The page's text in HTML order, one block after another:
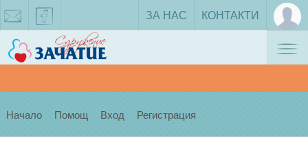
facebook
ЗА НАС КОНТАКТИ
Начало Помощ Вход Регистрация